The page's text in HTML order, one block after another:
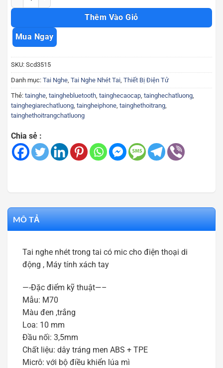
Thêm Vào Giỏ
Mua Ngay
SKU: Scd3515
Danh mục: Tai Nghe, Tai Nghe Nhét Tai, Thiết Bị Điện Tử
Thẻ: tainghe, tainghebluetooth, tainghecaocap, tainghechatluong,
tainghegiarechatluong, taingheiphone, tainghethoitrang,
tainghethoitrangchatluong
Chia sẻ :
MÔ TẢ
Tai nghe nhét trong tai có mic cho điện thoại di
động , Máy tính xách tay
—-Đặc điểm kỹ thuật—–
Mẫu: M70
Màu đen ,trắng
Loa: 10 mm
Đầu nối: 3,5mm
Chất liệu: dây tráng men ABS + TPE
Micrô: với bộ điều khiển lúa mì